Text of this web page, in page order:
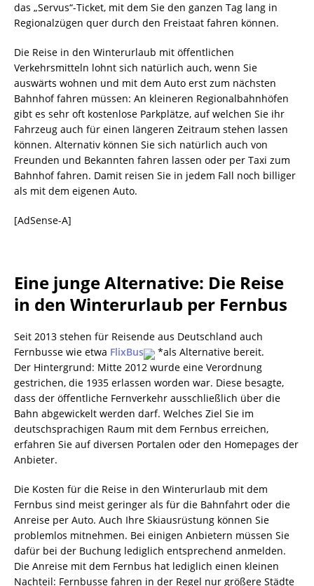
das „Servus“-Ticket, mit dem Sie den ganzen Tag lang in
Regionalzügen quer durch den Freistaat fahren können.
Die Reise in den Winterurlaub mit öffentlichen
Verkehrsmitteln lohnt sich natürlich auch, wenn Sie
auswärts wohnen und mit dem Auto erst zum nächsten
Bahnhof fahren müssen: An kleineren Regionalbahnhöfen
gibt es sehr oft kostenlose Parkplätze, auf welchen Sie ihr
Fahrzeug auch für einen längeren Zeitraum stehen lassen
können. Alternativ können Sie sich natürlich auch von
Freunden und Bekannten fahren lassen oder per Taxi zum
Bahnhof fahren. Damit reisen Sie in jedem Fall noch billiger
als mit dem eigenen Auto.
[AdSense-A]
Eine junge Alternative: Die Reise
in den Winterurlaub per Fernbus
Seit 2013 stehen für Reisende aus Deutschland auch
Fernbusse wie etwa FlixBus
*als Alternative bereit.
Der Hintergrund: Mitte 2012 wurde eine Verordnung
gestrichen, die 1935 erlassen worden war. Diese besagte,
dass der öffentliche Fernverkehr ausschließlich über die
Bahn abgewickelt werden darf. Welches Ziel Sie im
deutschsprachigen Raum mit dem Fernbus erreichen,
erfahren Sie auf diversen Portalen oder den Homepages der
Anbieter.
Die Kosten für die Reise in den Winterurlaub mit dem
Fernbus sind meist geringer als für die Bahnfahrt oder die
Anreise per Auto. Auch Ihre Skiausrüstung können Sie
problemlos mitnehmen. Bei einigen Anbietern müssen Sie
dafür bei der Buchung lediglich entsprechend anmelden.
Die Anreise mit dem Fernbus hat lediglich einen kleinen
Nachteil: Fernbusse fahren in der Regel nur größere Städte